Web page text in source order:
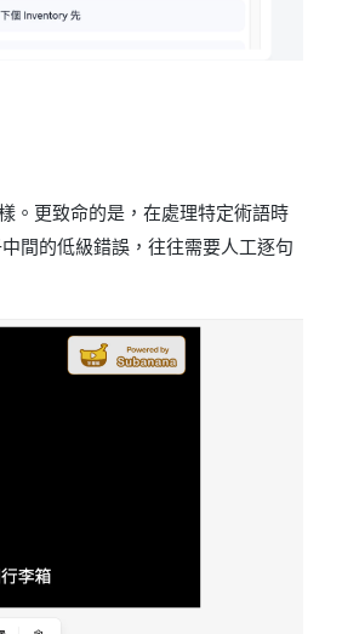
。更致命的是，在處理特定術語時
間的低級錯誤，往往需要人工逐句